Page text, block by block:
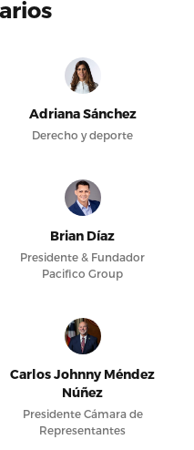
Adriana Sánchez
Derecho y deporte
Brian Díaz
Presidente & Fundador
Pacifico Group
Carlos Johnny Méndez
Núñez
Presidente Cámara de
Representantes